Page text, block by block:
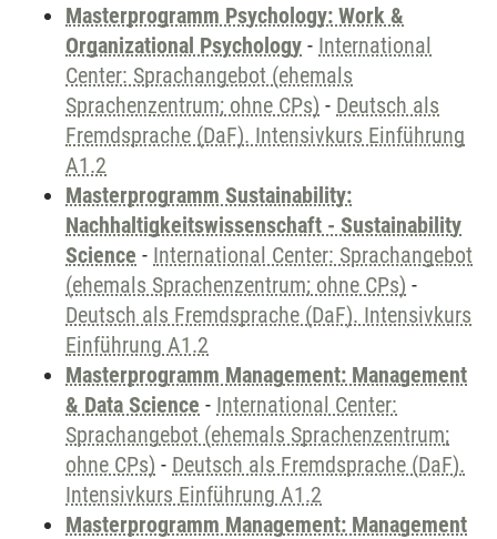
Masterprogramm Psychology: Work &
Organizational Psychology - International
Center: Sprachangebot (ehemals
Sprachenzentrum; ohne CPs) - Deutsch als
Fremdsprache (DaF). Intensivkurs Einführung
A1.2
Masterprogramm Sustainability:
Nachhaltigkeitswissenschaft - Sustainability
Science - International Center: Sprachangebot
(ehemals Sprachenzentrum; ohne CPs) -
Deutsch als Fremdsprache (DaF). Intensivkurs
Einführung A1.2
Masterprogramm Management: Management
& Data Science - International Center:
Sprachangebot (ehemals Sprachenzentrum;
ohne CPs) - Deutsch als Fremdsprache (DaF).
Intensivkurs Einführung A1.2
Masterprogramm Management: Management